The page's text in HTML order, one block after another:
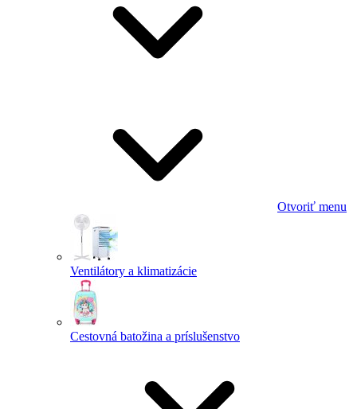
Otvoriť menu
Ventilátory a klimatizácie
Cestovná batožina a príslušenstvo